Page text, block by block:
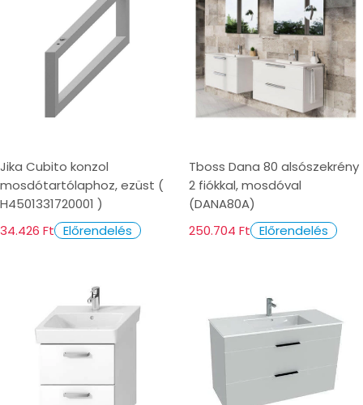
Jika Cubito konzol
mosdótartólaphoz, ezüst (
H4501331720001 )
34.426 Ft Előrendelés
Tboss Dana 80 alsószekrény
2 fiókkal, mosdóval
(DANA80A)
250.704 Ft Előrendelés